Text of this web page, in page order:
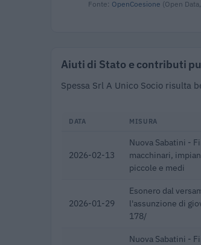
Fonte: OpenCoesione (Open
Aiuti di Stato e contributi
Spessa Srl A Unico Socio
DATA MISURA
2026-02-13
Nuova Sabatini -
macchinari,
piccole e medi
2026-01-29
Esonero dal
l'assunzione di
178/
Nuova Sabatini -